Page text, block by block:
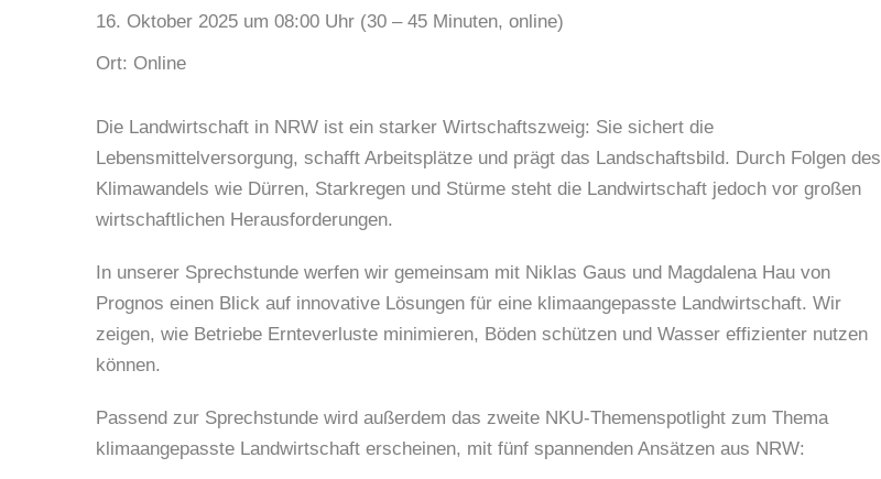
16. Oktober 2025 um 08:00 Uhr (30 – 45 Minuten, online)
Ort: Online
Die Landwirtschaft in NRW ist ein starker Wirtschaftszweig: Sie sichert die
Lebensmittelversorgung, schafft Arbeitsplätze und prägt das Landschaftsbild. Durch Folgen des
Klimawandels wie Dürren, Starkregen und Stürme steht die Landwirtschaft jedoch vor großen
wirtschaftlichen Herausforderungen.
In unserer Sprechstunde werfen wir gemeinsam mit Niklas Gaus und Magdalena Hau von
Prognos einen Blick auf innovative Lösungen für eine klimaangepasste Landwirtschaft. Wir
zeigen, wie Betriebe Ernteverluste minimieren, Böden schützen und Wasser effizienter nutzen
können.
Passend zur Sprechstunde wird außerdem das zweite NKU-Themenspotlight zum Thema
klimaangepasste Landwirtschaft erscheinen, mit fünf spannenden Ansätzen aus NRW: